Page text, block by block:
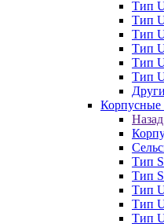
Тип
Тип
Тип
Тип
Тип
Тип
Назад
Тип
Тип
Тип
Тип
Тип